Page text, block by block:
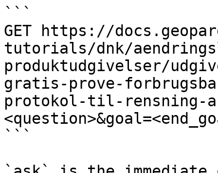
```
GET https://
tutorials/dnk/
produktudgivelser/
gratis-prove-
protokol-til-rensning-
```